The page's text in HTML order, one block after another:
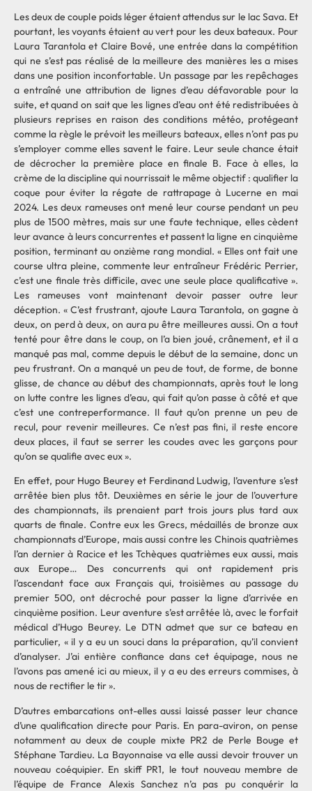
Les deux de couple poids léger étaient attendus sur le lac Sava. Et
pourtant, les voyants étaient au vert pour les deux bateaux. Pour
Laura Tarantola et Claire Bové, une entrée dans la compétition
qui ne s’est pas réalisé de la meilleure des manières les a mises
dans une position inconfortable. Un passage par les repêchages
a entraîné une attribution de lignes d’eau défavorable pour la
suite, et quand on sait que les lignes d’eau ont été redistribuées à
plusieurs reprises en raison des conditions météo, protégeant
comme la règle le prévoit les meilleurs bateaux, elles n’ont pas pu
s’employer comme elles savent le faire. Leur seule chance était
de décrocher la première place en finale B. Face à elles, la
crème de la discipline qui nourrissait le même objectif : qualifier la
coque pour éviter la régate de rattrapage à Lucerne en mai
2024. Les deux rameuses ont mené leur course pendant un peu
plus de 1500 mètres, mais sur une faute technique, elles cèdent
leur avance à leurs concurrentes et passent la ligne en cinquième
position, terminant au onzième rang mondial. « Elles ont fait une
course ultra pleine, commente leur entraîneur Frédéric Perrier,
c’est une finale très difficile, avec une seule place qualificative ».
Les rameuses vont maintenant devoir passer outre leur
déception. « C’est frustrant, ajoute Laura Tarantola, on gagne à
deux, on perd à deux, on aura pu être meilleures aussi. On a tout
tenté pour être dans le coup, on l’a bien joué, crânement, et il a
manqué pas mal, comme depuis le début de la semaine, donc un
peu frustrant. On a manqué un peu de tout, de forme, de bonne
glisse, de chance au début des championnats, après tout le long
on lutte contre les lignes d’eau, qui fait qu’on passe à côté et que
c’est une contreperformance. Il faut qu’on prenne un peu de
recul, pour revenir meilleures. Ce n’est pas fini, il reste encore
deux places, il faut se serrer les coudes avec les garçons pour
qu’on se qualifie avec eux ».
En effet, pour Hugo Beurey et Ferdinand Ludwig, l’aventure s’est
arrêtée bien plus tôt. Deuxièmes en série le jour de l’ouverture
des championnats, ils prenaient part trois jours plus tard aux
quarts de finale. Contre eux les Grecs, médaillés de bronze aux
championnats d’Europe, mais aussi contre les Chinois quatrièmes
l’an dernier à Racice et les Tchèques quatrièmes eux aussi, mais
aux Europe… Des concurrents qui ont rapidement pris
l’ascendant face aux Français qui, troisièmes au passage du
premier 500, ont décroché pour passer la ligne d’arrivée en
cinquième position. Leur aventure s’est arrêtée là, avec le forfait
médical d’Hugo Beurey. Le DTN admet que sur ce bateau en
particulier, « il y a eu un souci dans la préparation, qu’il convient
d’analyser. J’ai entière confiance dans cet équipage, nous ne
l’avons pas amené ici au mieux, il y a eu des erreurs commises, à
nous de rectifier le tir ».
D’autres embarcations ont-elles aussi laissé passer leur chance
d’une qualification directe pour Paris. En para-aviron, on pense
notamment au deux de couple mixte PR2 de Perle Bouge et
Stéphane Tardieu. La Bayonnaise va elle aussi devoir trouver un
nouveau coéquipier. En skiff PR1, le tout nouveau membre de
l’équipe de France Alexis Sanchez n’a pas pu conquérir la